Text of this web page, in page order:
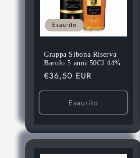
Esaurito
Grappa Sibona Riserva
Barolo 5 anni 50Cl 44%
Prezzo
di
€36,50 EUR
Esaurito